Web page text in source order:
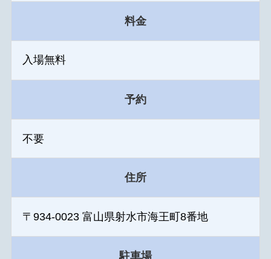
料金
入場無料
予約
不要
住所
〒934-0023 富山県射水市海王町8番地
駐車場